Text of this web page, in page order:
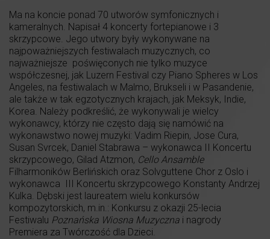
Ma na koncie ponad 70 utworów symfonicznych i
kameralnych. Napisał 4 koncerty fortepianowe i 3
skrzypcowe. Jego utwory były wykonywane na
najpoważniejszych festiwalach muzycznych, co
najważniejsze poświęconych nie tylko muzyce
współczesnej, jak Luzern Festival czy Piano Spheres w Los
Angeles, na festiwalach w Malmo, Brukseli i w Pasandenie,
ale także w tak egzotycznych krajach, jak Meksyk, Indie,
Korea. Należy podkreślić, że wykonywali je wielcy
wykonawcy, którzy nie często dają się namówić na
wykonawstwo nowej muzyki: Vadim Riepin, Jose Cura,
Susan Svrcek, Daniel Stabrawa – wykonawca II Koncertu
skrzypcowego, Gilad Atzmon, Cello Ansamble
Filharmoników Berlińskich oraz Solvguttene Chor z Oslo i
wykonawca III Koncertu skrzypcowego Konstanty Andrzej
Kulka. Dębski jest laureatem wielu konkursów
kompozytorskich, m.in.: Konkursu z okazji 25-lecia
Festiwalu Poznańska Wiosna Muzyczna i nagrody
Premiera za Twórczość dla Dzieci.